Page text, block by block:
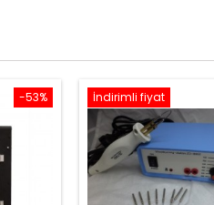
-53% İndirimli fiyat